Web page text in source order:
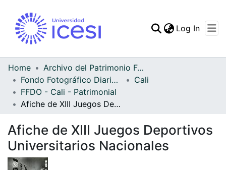
Statistics
Log In
Home
Archivo del Patrimonio Fotográfico y Fílmico del Valle del Cauca
Fondo Fotográfico Diario Occidente
Cali
FFDO - Cali - Patrimonial
Afiche de XIII Juegos Deportivos Universitarios Nacionales
Afiche de XIII Juegos Deportivos
Universitarios Nacionales